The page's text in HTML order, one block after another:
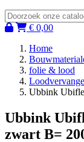
€ 0,00
Home
folie & lood
Ubbink
Ubbink
zwart B=